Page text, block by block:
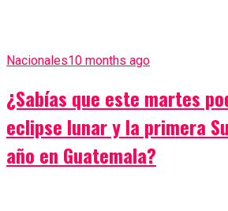
Nacionales10 months ago
¿Sabías que este martes
eclipse lunar y la primera
año en Guatemala?